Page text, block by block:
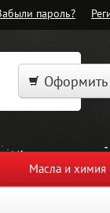
пароль?
Оформить
Масла и химия